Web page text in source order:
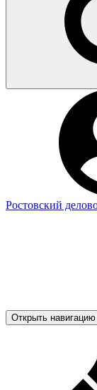
Ростовский
Открыть навигацию